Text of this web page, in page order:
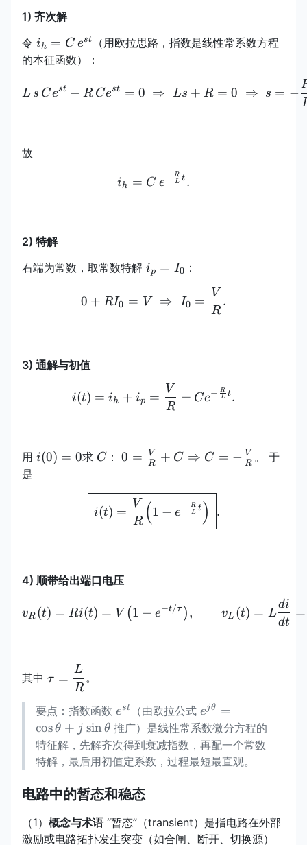
1) 齐次解
令 i_h=C\,e^{st}
ih = C est
（用欧拉思路，指数是线性常系数方程
的本征函数）：
L\,s\,C e^{st}+R\,C
L s Cest + R Cest = 0 ⇒ Ls + R = 0 ⇒ s = −
故
i_h=C\,e^{-
ih = C e− L
R t .
2) 特解
右端为常数，取常数特解 i_p=I_0
ip = I0 ：
0+R I_0=V\
0 + RI0 = V ⇒ I0 =
R
V
.
3) 通解与初值
i(t) = ih + ip =
R
V
+ Ce− L
R t.
用 i(0)=0
i(0) = 0求 C
C ：0=\frac{V}
0 = R
V + C ⇒ C = − R
V
。 于
是
i(t) =
R
V (1 − e− L
R t ) .
4) 顺带给出端口电压
vR (t) = Ri(t) = V (1 − e−t/τ ), vL (t) = L
dt
di
=
其中
\tau=\dfrac{L}
{R}
τ =
R
L
。
要点：指数函数 e^{st}
est （由欧拉公式 ejθ
=
cosθ + j sinθ 推广）是线性常系数微分方程的
特征解，先解齐次得到衰减指数，再配一个常数
特解，最后用初值定系数，过程最短最直观。
电路中的暂态和稳态
（1） 概念与术语“暂态”（transient）是指电路在外部
激励或电路拓扑发生突变（如合闸、断开、切换源）